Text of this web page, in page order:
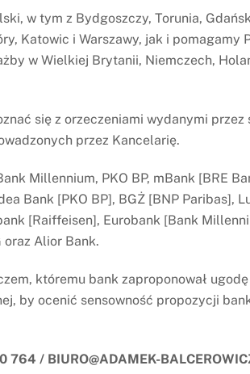
w tym z Bydgoszczy, Torunia,
Katowic i Warszawy, jak i pomagamy
w Wielkiej Brytanii, Niemczech,
się z orzeczeniami wydanymi przez
przez Kancelarię.
Millennium, PKO BP, mBank [BRE
Bank [PKO BP], BGŻ [BNP Paribas],
[Raiffeisen], Eurobank [Bank
oraz Alior Bank.
któremu bank zaproponował
by ocenić sensowność propozycji
/ BIURO@ADAMEK-
adres e-mail, numer telefonu,
potwierdzającego tożsamość, numer
dane członków organów, a także inne
w ramach czynności zmierzających do
prowadzący Kancelarię Radcy
Bydgoszcz, telefon: 602 894 511, e-
ani organizacji międzynarodowych;
w tym nie dokonuje